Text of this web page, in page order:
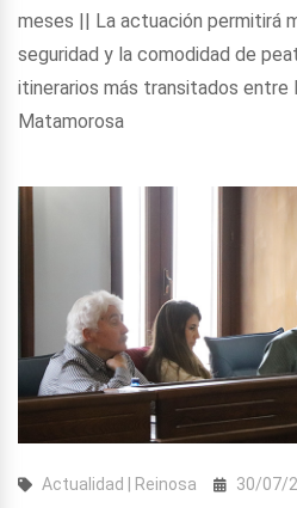
meses || La actuación permitirá
seguridad y la comodidad de
itinerarios más transitados entre
Matamorosa
Actualidad | Reinosa 30/07/